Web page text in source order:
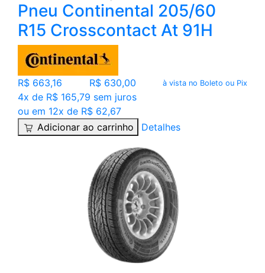
Pneu Continental 205/60
R15 Crosscontact At 91H
R$ 663,16 R$ 630,00 à vista no Boleto ou Pix
4x de R$ 165,79 sem juros
ou em 12x de R$ 62,67
Adicionar ao carrinho
Detalhes